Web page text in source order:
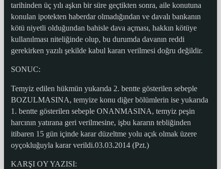
tarihinden üç yılı aşkın bir süre geçtikten sonra, aile konutuna
konulan ipotekten haberdar olmadığından ve davalı bankanın
kötü niyetli olduğundan bahisle dava açması, hakkın kötüye
kullanılması niteliğinde olup, bu durumda davanın reddi
gerekirken yazılı şekilde kabul kararı verilmesi doğru değildir.
SONUC:
Temyiz edilen hükmün yukarıda 2. bentte gösterilen sebeple
BOZULMASINA, temyize konu diğer bölümlerin ise yukarıda
1. bentte gösterilen sebeple ONANMASINA, temyiz peşin
harcının yatırana geri verilmesine, işbu kararın tebliğinden
itibaren 15 gün içinde karar düzeltme yolu açık olmak üzere
oyçokluğuyla karar verildi.03.03.2014 (Pzt.)
KARŞI OY YAZISI: